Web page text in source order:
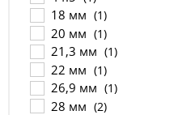
18 мм (1)
20 мм (1)
21,3 мм (1)
22 мм (1)
26,9 мм (1)
28 мм (2)